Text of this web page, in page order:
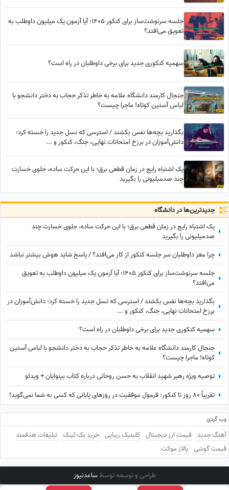
جلسه سرنوشت‌ساز برای کنکور 1405؛ آیا آزمون یک میلیون داوطلب به
تعویق می‌افتد؟
سهمیه کنکوری جدید برای برخی داوطلبان در راه است؟
جنجال کارمند دانشگاه علامه به خاطر تذکر حجاب به دختر دانشجو با
لباس آستین کوتاه! ماجرا چیست؟
بگذارید بچه‌ها نفس بکشند / استرسی که نسل جدید را خسته کرد؛
دانش‌آموزان در برزخ امتحانات نهایی، جنگ، کنکور و ...
یک اشتباه رایج در زمان قطعی برق؛ با این حرکت ساده، جلوی خسارت
چند صدمیلیونی را بگیرید
جدید‌ترین‌ها در دانشگاه
یک اشتباه رایج در زمان قطعی برق؛ با این حرکت ساده، جلوی خسارت چند
صدمیلیونی را بگیرید
چرا مغز داوطلبان سر جلسه کنکور از کار می‌افتد؟ / پاسخ شاید هوش بیشتر نباشد
جلسه سرنوشت‌ساز برای کنکور 1405؛ آیا آزمون یک میلیون داوطلب به تعویق
می‌افتد؟
بگذارید بچه‌ها نفس بکشند / استرسی که نسل جدید را خسته کرد؛ دانش‌آموزان در
برزخ امتحانات نهایی، جنگ، کنکور و ...
سهمیه کنکوری جدید برای برخی داوطلبان در راه است؟
جنجال کارمند دانشگاه علامه به خاطر تذکر حجاب به دختر دانشجو با لباس آستین
کوتاه! ماجرا چیست؟
توصیه ویژه رهبر شهید انقلاب به حسن روحانی درباره کتاب بینوایان + ویدئو
تقریباً 80 روز تا کنکور؛ فرمول موفقیت در روزهای پایانی که کسی به شما نمی‌گوید!
وب گردی
آهنگ جدید قیمت ارز دیجیتال کلینیک زیبایی خرید بک لینک تبلیغات هدفمند
قیمت گوشی پالاز موکت
طراحی و توسعه توسطساعدنیوز